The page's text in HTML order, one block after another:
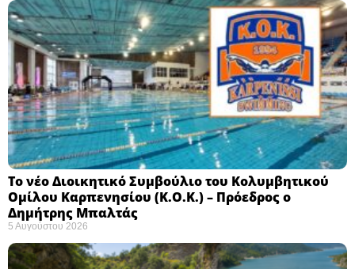
Το νέο Διοικητικό Συμβούλιο του Κολυμβητικού
Ομίλου Καρπενησίου (Κ.Ο.Κ.) – Πρόεδρος ο
Δημήτρης Μπαλτάς
5 Αυγούστου 2026